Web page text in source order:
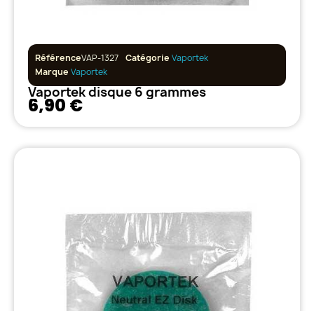
RéférenceVAP-1327 Catégorie Vaportek
Marque Vaportek
Vaportek disque 6 grammes
6,90 €